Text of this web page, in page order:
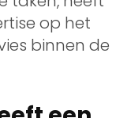
op het
binnen de